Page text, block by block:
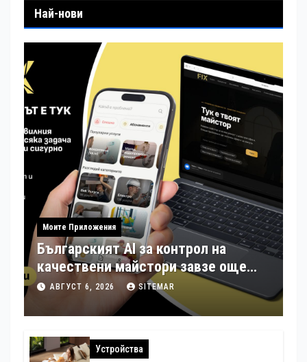
Най-нови
Моите Приложения
Българският AI за контрол на
качествени майстори завзе още
шест страни в Европа
АВГУСТ 6, 2026 SITEMAR
Устройства